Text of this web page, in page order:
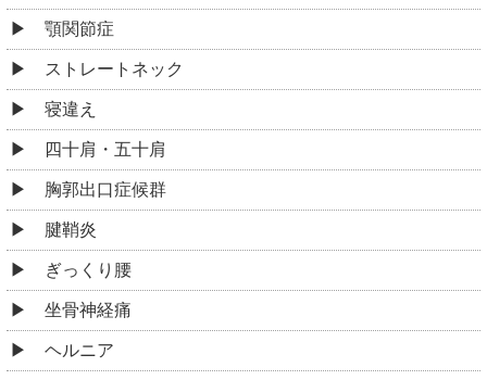
顎関節症
ストレートネック
寝違え
四十肩・五十肩
胸郭出口症候群
腱鞘炎
ぎっくり腰
坐骨神経痛
ヘルニア